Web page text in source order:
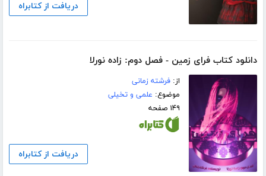
دریافت از کتابراه
دانلود کتاب فرای زمین - فصل دوم: زاده نورلا
از:فرشته زمانی
موضوع: علمی و تخیلی
۱۴۹ صفحه
دریافت از کتابراه